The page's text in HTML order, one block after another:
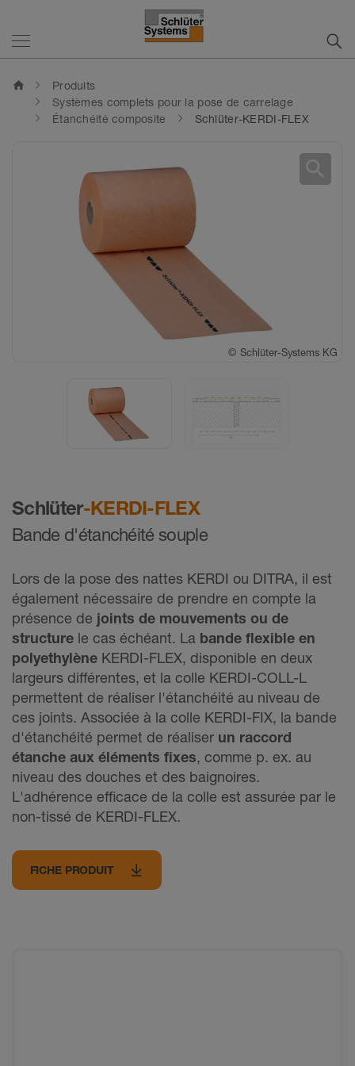
home
Produits
Systèmes complets pour la pose de carrelage
Étanchéité composite
Schlüter-KERDI-FLEX
Schlüter-KERDI-FLEX
Bande d'étanchéité souple
Lors de la pose des nattes KERDI ou DITRA, il est
également nécessaire de prendre en compte la
présence de joints de mouvements ou de
structure le cas échéant. La bande flexible en
polyethylène KERDI-FLEX, disponible en deux
largeurs différentes, et la colle KERDI-COLL-L
permettent de réaliser l'étanchéité au niveau de
ces joints. Associée à la colle KERDI-FIX, la bande
d'étanchéité permet de réaliser un raccord
étanche aux éléments fixes, comme p. ex. au
niveau des douches et des baignoires.
L'adhérence efficace de la colle est assurée par le
non-tissé de KERDI-FLEX.
FICHE PRODUIT
© Schlüter-Systems KG
© Schlüter-Systems KG